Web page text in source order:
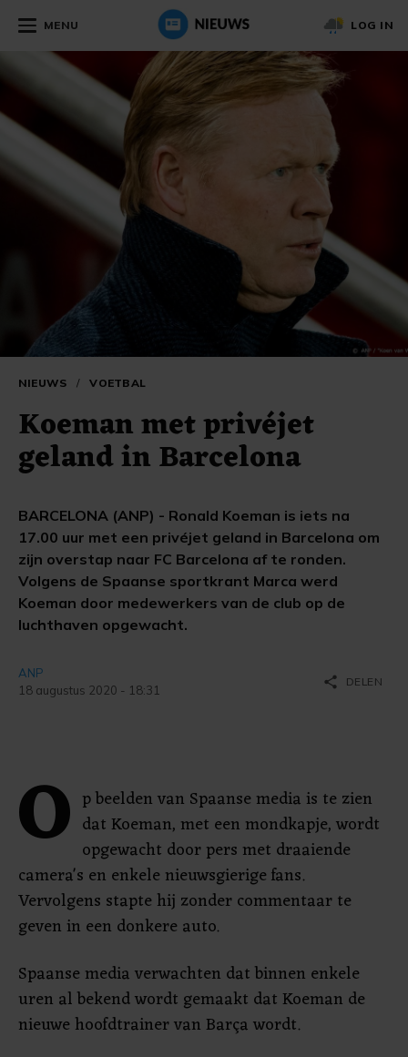
MENU LOG IN
NIEUWS / VOETBAL
Koeman met privéjet
geland in Barcelona
BARCELONA (ANP) - Ronald Koeman is iets na
17.00 uur met een privéjet geland in Barcelona om
zijn overstap naar FC Barcelona af te ronden.
Volgens de Spaanse sportkrant Marca werd
Koeman door medewerkers van de club op de
luchthaven opgewacht.
ANP
18 augustus 2020 - 18:31
share DELEN
O p beelden van Spaanse media is te zien
dat Koeman, met een mondkapje, wordt
opgewacht door pers met draaiende
camera's en enkele nieuwsgierige fans.
Vervolgens stapte hij zonder commentaar te
geven in een donkere auto.
Spaanse media verwachten dat binnen enkele
uren al bekend wordt gemaakt dat Koeman de
nieuwe hoofdtrainer van Barça wordt.